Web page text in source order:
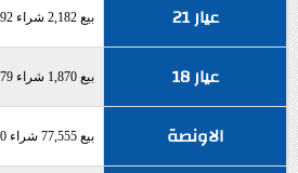
عيار 21 بيع 2,182 شراء 2,192
عيار 18 بيع 1,870 شراء 1,879
الاونصة بيع 77,555 شراء 77,910